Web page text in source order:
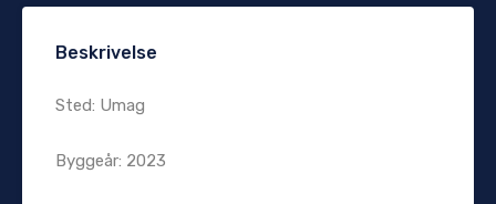
Beskrivelse
Sted: Umag
Byggeår: 2023